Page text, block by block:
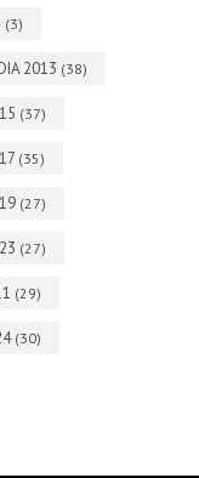
(3)
2013 (38)
(37)
(35)
(27)
(27)
(29)
(30)